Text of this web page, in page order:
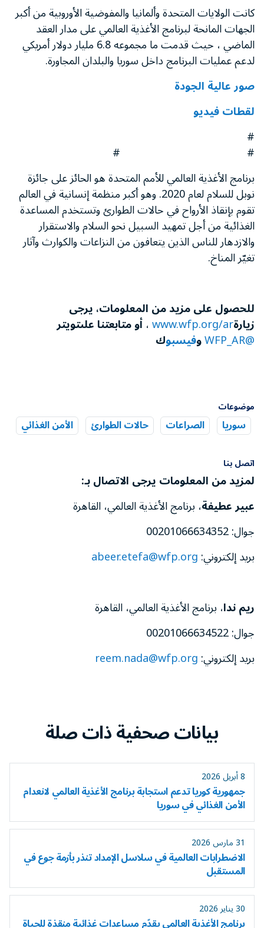
كانت الولايات المتحدة وألمانيا والمفوضية الأوروبية من أكبر
الجهات المانحة لبرنامج الأغذية العالمي على مدار العقد
الماضي ، حيث قدمت ما مجموعه 6.8 مليار دولار أمريكي
لدعم عمليات البرنامج داخل سوريا والبلدان المجاورة.
صور عالية الجودة
لقطات فيديو
#
# #
برنامج الأغذية العالمي للأمم المتحدة هو الحائز على جائزة
نوبل للسلام لعام 2020. وهو أكبر منظمة إنسانية في العالم
تقوم بإنقاذ الأرواح في حالات الطوارئ وتستخدم المساعدة
الغذائية من أجل تمهيد السبيل نحو السلام والاستقرار
والازدهار للناس الذين يتعافون من النزاعات والكوارث وآثار
تغيّر المناخ.
للحصول على مزيد من المعلومات، يرجى
زيارةwww.wfp.org/ar،أو متابعتنا علىتويتر
@WFP_AR وفيسبوك
موضوعات
سوريا الصراعات حالات الطوارئ الأمن الغذائي
اتصل بنا
لمزيد من المعلومات يرجى الاتصال بـ:
عبير عطيفة، برنامج الأغذية العالمي، القاهرة
جوال: 00201066634352
بريد إلكتروني:abeer.etefa@wfp.org
ريم ندا، برنامج الأغذية العالمي، القاهرة
جوال: 00201066634522
بريد إلكتروني:reem.nada@wfp.org
بيانات صحفية ذات صلة
8 أبريل 2026
جمهورية كوريا تدعم استجابة برنامج الأغذية العالمي لانعدام
الأمن الغذائي في سوريا
31 مارس 2026
الاضطرابات العالمية في سلاسل الإمداد تنذر بأزمة جوع في
المستقبل
30 يناير 2026